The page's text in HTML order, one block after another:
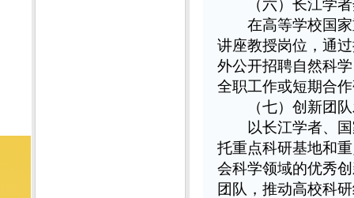
（六）长江学
在高等学校国家
讲座教授岗位，通
外公开招聘自然科
全职工作或短期合
（七）创新团
以长江学者、国
托重点科研基地和
会科学领域的优秀
团队，推动高校科